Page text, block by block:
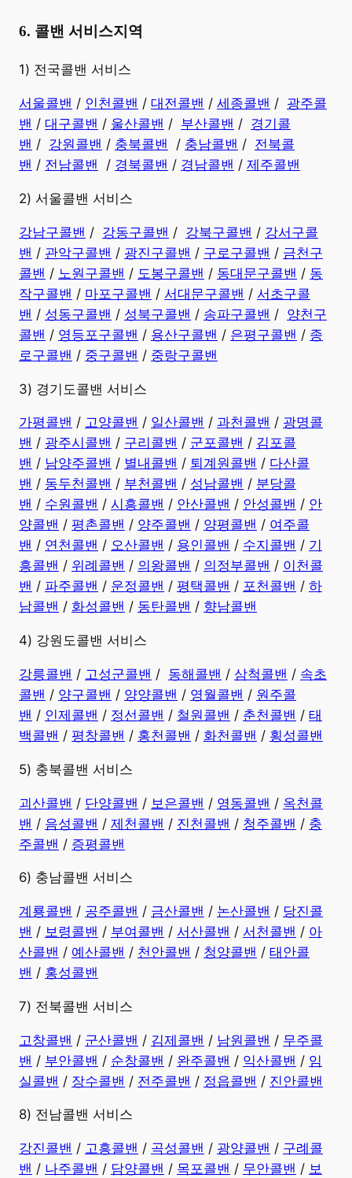
6. 콜밴 서비스지역
​1) 전국콜밴 서비스
서울콜밴 / 인천콜밴 / 대전콜밴 / 세종콜밴 / 광주콜
밴 / 대구콜밴 / 울산콜밴 / 부산콜밴 / 경기콜
밴 / 강원콜밴 / 충북콜밴 / 충남콜밴 / 전북콜
밴 / 전남콜밴 / 경북콜밴 / 경남콜밴 ​ / 제주콜밴
2) 서울콜밴 서비스
강남구콜밴 / 강동구콜밴 / 강북구콜밴 / 강서구콜
밴 / 관악구콜밴 / 광진구콜밴 / 구로구콜밴 / 금천구
콜밴 / 노원구콜밴 / 도봉구콜밴 / 동대문구콜밴 / 동
작구콜밴 / 마포구콜밴 / 서대문구콜밴 / 서초구콜
밴 / 성동구콜밴 / 성북구콜밴 / 송파구콜밴 / 양천구
콜밴 / 영등포구콜밴 / 용산구콜밴 / 은평구콜밴 / 종
로구콜밴 / 중구콜밴 / 중랑구콜밴
3) 경기도콜밴 서비스
가평콜밴 / 고양콜밴 / 일산콜밴 / 과천콜밴 / 광명콜
밴 / 광주시콜밴 / 구리콜밴 / 군포콜밴 / 김포콜
밴 / 남양주콜밴 / 별내콜밴 / 퇴계원콜밴 / 다산콜
밴 / 동두천콜밴 / 부천콜밴 / 성남콜밴 / 분당콜
밴 / 수원콜밴 / 시흥콜밴 / 안산콜밴 / 안성콜밴 / 안
양콜밴 / 평촌콜밴 / 양주콜밴 / 양평콜밴 / 여주콜
밴 / 연천콜밴 / 오산콜밴 / 용인콜밴 / 수지콜밴 / 기
흥콜밴 / 위례콜밴 / 의왕콜밴 / 의정부콜밴 / 이천콜
밴 / 파주콜밴 / 운정콜밴 / 평택콜밴 / 포천콜밴 / 하
남콜밴 / 화성콜밴 / 동탄콜밴 / 향남콜밴
4) 강원도콜밴 서비스
강릉콜밴 / 고성군콜밴 / 동해콜밴 / 삼척콜밴 / 속초
콜밴 / 양구콜밴 / 양양콜밴 / 영월콜밴 / 원주콜
밴 / 인제콜밴 / 정선콜밴 / 철원콜밴 / 춘천콜밴 / 태
백콜밴 / 평창콜밴 / 홍천콜밴 / 화천콜밴 / 횡성콜밴
5) 충북콜밴 서비스
괴산콜밴 / 단양콜밴 / 보은콜밴 / 영동콜밴 / 옥천콜
밴 / 음성콜밴 / 제천콜밴 / 진천콜밴 / 청주콜밴 / 충
주콜밴 / 증평콜밴
6) 충남콜밴 서비스
계룡콜밴 / 공주콜밴 / 금산콜밴 / 논산콜밴 / 당진콜
밴 / 보령콜밴 / 부여콜밴 / 서산콜밴 / 서천콜밴 / 아
산콜밴 / 예산콜밴 / 천안콜밴 / 청양콜밴 / 태안콜
밴 / 홍성콜밴
7) 전북콜밴 서비스
고창콜밴 / 군산콜밴 / 김제콜밴 / 남원콜밴 / 무주콜
밴 / 부안콜밴 / 순창콜밴 / 완주콜밴 / 익산콜밴 / 임
실콜밴 / 장수콜밴 / 전주콜밴 / 정읍콜밴 / 진안콜밴
8) 전남콜밴 서비스
강진콜밴 / 고흥콜밴 / 곡성콜밴 / 광양콜밴 / 구례콜
밴 / 나주콜밴 / 담양콜밴 / 목포콜밴 / 무안콜밴 / 보